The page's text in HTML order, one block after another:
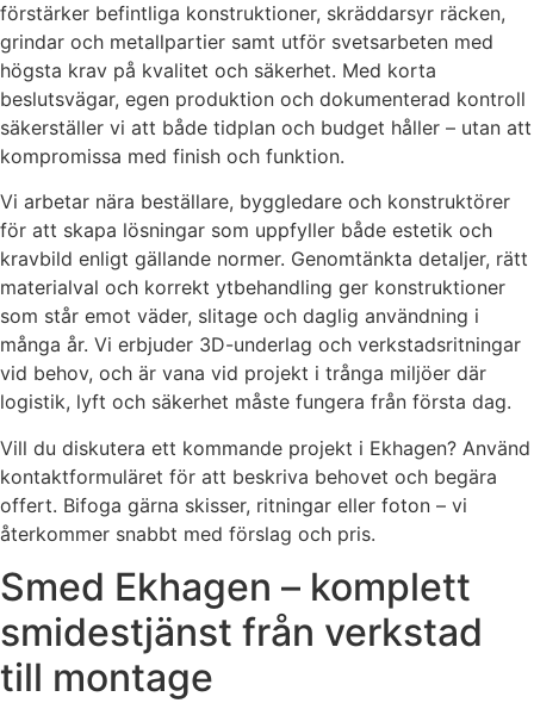
förstärker befintliga konstruktioner, skräddarsyr räcken,
grindar och metallpartier samt utför svetsarbeten med
högsta krav på kvalitet och säkerhet. Med korta
beslutsvägar, egen produktion och dokumenterad kontroll
säkerställer vi att både tidplan och budget håller – utan att
kompromissa med finish och funktion.
Vi arbetar nära beställare, byggledare och konstruktörer
för att skapa lösningar som uppfyller både estetik och
kravbild enligt gällande normer. Genomtänkta detaljer, rätt
materialval och korrekt ytbehandling ger konstruktioner
som står emot väder, slitage och daglig användning i
många år. Vi erbjuder 3D-underlag och verkstadsritningar
vid behov, och är vana vid projekt i trånga miljöer där
logistik, lyft och säkerhet måste fungera från första dag.
Vill du diskutera ett kommande projekt i Ekhagen? Använd
kontaktformuläret för att beskriva behovet och begära
offert. Bifoga gärna skisser, ritningar eller foton – vi
återkommer snabbt med förslag och pris.
Smed Ekhagen – komplett
smidestjänst från verkstad
till montage